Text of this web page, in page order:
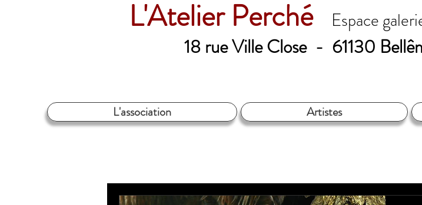
L'Atelier Perché Espace
18 rue Ville Close - 61130
L'association Artistes